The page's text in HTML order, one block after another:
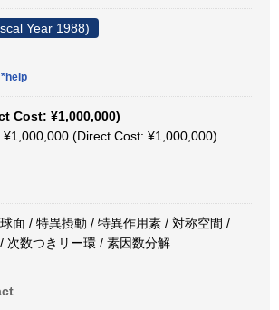
Year 1988)
*help
Cost: ¥1,000,000)
¥1,000,000 (Direct Cost: ¥1,000,000)
面 / 特異摂動 / 特異作用素 / 対称空間 /
次数つきリー環 / 素因数分解